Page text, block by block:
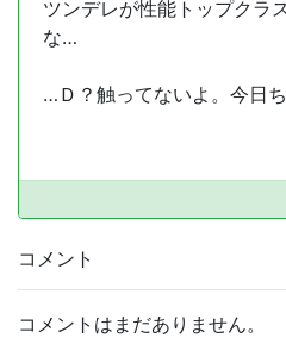
ツンデレが性能トップクラ
な…
…Ｄ？触ってないよ。今日
コメント
コメントはまだありません。